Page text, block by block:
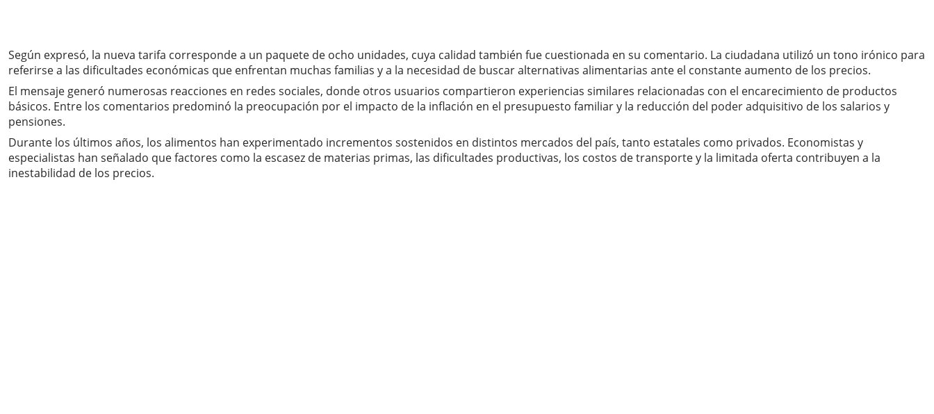
Según expresó, la nueva tarifa corresponde a un paquete de ocho unidades, cuya calidad también fue cuestionada en su comentario. La ciudadana utilizó un tono irónico para
referirse a las dificultades económicas que enfrentan muchas familias y a la necesidad de buscar alternativas alimentarias ante el constante aumento de los precios.
El mensaje generó numerosas reacciones en redes sociales, donde otros usuarios compartieron experiencias similares relacionadas con el encarecimiento de productos
básicos. Entre los comentarios predominó la preocupación por el impacto de la inflación en el presupuesto familiar y la reducción del poder adquisitivo de los salarios y
pensiones.
Durante los últimos años, los alimentos han experimentado incrementos sostenidos en distintos mercados del país, tanto estatales como privados. Economistas y
especialistas han señalado que factores como la escasez de materias primas, las dificultades productivas, los costos de transporte y la limitada oferta contribuyen a la
inestabilidad de los precios.